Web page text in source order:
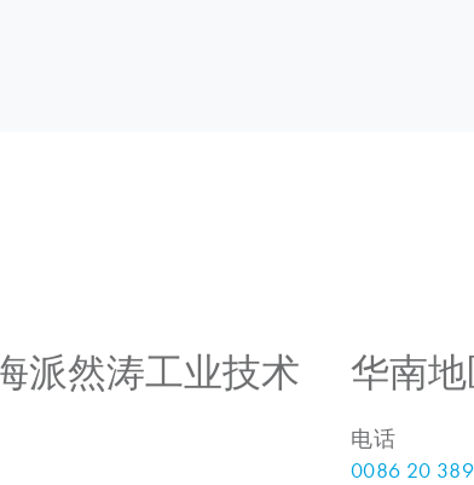
派然涛工业技术
华南
电话
0086 20